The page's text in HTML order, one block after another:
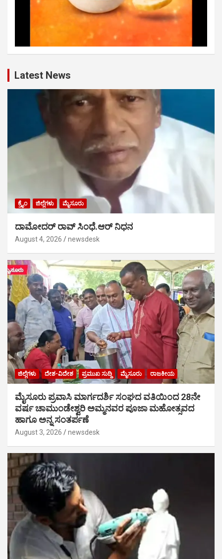
Latest News
ಕ್ರೈಂ ಜಿಲ್ಲೆಗಳು ಮೈಸೂರು
ದಾಮೋದರ್ ರಾವ್ ಸಿಂಧೆ.ಆರ್ ನಿಧನ
August 4, 2026 newsdesk
ಜಿಲ್ಲೆಗಳು ದೇಶ-ವಿದೇಶ ಪ್ರಮುಖ ಸುದ್ದಿ ಮೈಸೂರು ರಾಜಕೀಯ
ಮೈಸೂರು ಪ್ರವಾಸಿ ಮಾರ್ಗದರ್ಶಿ ಸಂಘದ ವತಿಯಿಂದ 28ನೇ
ವರ್ಷ ಚಾಮುಂಡೇಶ್ವರಿ ಅಮ್ಮನವರ ಪೂಜಾ ಮಹೋತ್ಸವದ
ಹಾಗೂ ಅನ್ನ ಸಂತರ್ಪಣೆ
August 3, 2026 newsdesk